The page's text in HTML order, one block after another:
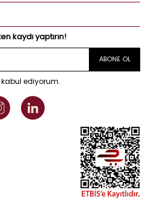
kaydı yaptırın!
ABONE OL
ediyorum.